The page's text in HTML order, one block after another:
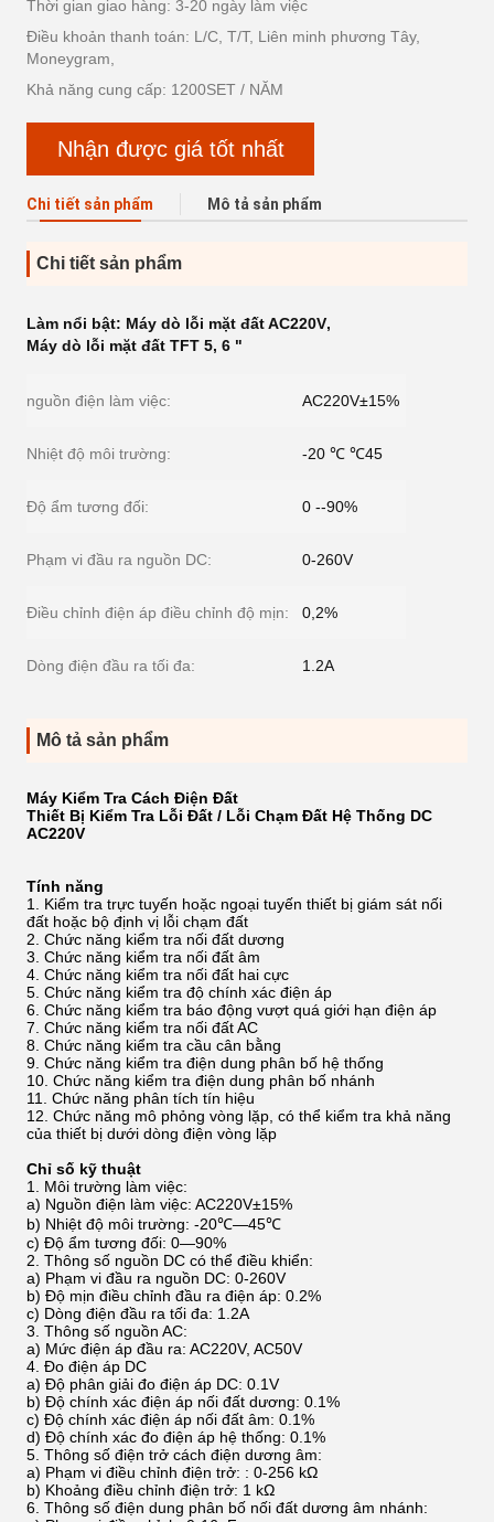
Thời gian giao hàng: 3-20 ngày làm việc
Điều khoản thanh toán: L/C, T/T, Liên minh phương Tây,
Moneygram,
Khả năng cung cấp: 1200SET / NĂM
Nhận được giá tốt nhất
Chi tiết sản phẩm Mô tả sản phẩm
Chi tiết sản phẩm
Làm nổi bật: Máy dò lỗi mặt đất AC220V,
Máy dò lỗi mặt đất TFT 5, 6 "
nguồn điện làm việc: AC220V±15%
Nhiệt độ môi trường: -20 ℃ ℃45
Độ ẩm tương đối: 0 --90%
Phạm vi đầu ra nguồn DC: 0-260V
Điều chỉnh điện áp điều chỉnh độ mịn: 0,2%
Dòng điện đầu ra tối đa: 1.2A
Mô tả sản phẩm
Máy Kiểm Tra Cách Điện Đất
Thiết Bị Kiểm Tra Lỗi Đất / Lỗi Chạm Đất Hệ Thống DC
AC220V
Tính năng
1. Kiểm tra trực tuyến hoặc ngoại tuyến thiết bị giám sát nối
đất hoặc bộ định vị lỗi chạm đất
2. Chức năng kiểm tra nối đất dương
3. Chức năng kiểm tra nối đất âm
4. Chức năng kiểm tra nối đất hai cực
5. Chức năng kiểm tra độ chính xác điện áp
6. Chức năng kiểm tra báo động vượt quá giới hạn điện áp
7. Chức năng kiểm tra nối đất AC
8. Chức năng kiểm tra cầu cân bằng
9. Chức năng kiểm tra điện dung phân bố hệ thống
10. Chức năng kiểm tra điện dung phân bố nhánh
11. Chức năng phân tích tín hiệu
12. Chức năng mô phỏng vòng lặp, có thể kiểm tra khả năng
của thiết bị dưới dòng điện vòng lặp
Chỉ số kỹ thuật
1. Môi trường làm việc:
a) Nguồn điện làm việc: AC220V±15%
b) Nhiệt độ môi trường: -20℃—45℃
c) Độ ẩm tương đối: 0—90%
2. Thông số nguồn DC có thể điều khiển:
a) Phạm vi đầu ra nguồn DC: 0-260V
b) Độ mịn điều chỉnh đầu ra điện áp: 0.2%
c) Dòng điện đầu ra tối đa: 1.2A
3. Thông số nguồn AC:
a) Mức điện áp đầu ra: AC220V, AC50V
4. Đo điện áp DC
a) Độ phân giải đo điện áp DC: 0.1V
b) Độ chính xác điện áp nối đất dương: 0.1%
c) Độ chính xác điện áp nối đất âm: 0.1%
d) Độ chính xác đo điện áp hệ thống: 0.1%
5. Thông số điện trở cách điện dương âm:
a) Phạm vi điều chỉnh điện trở: : 0-256 kΩ
b) Khoảng điều chỉnh điện trở: 1 kΩ
6. Thông số điện dung phân bố nối đất dương âm nhánh: